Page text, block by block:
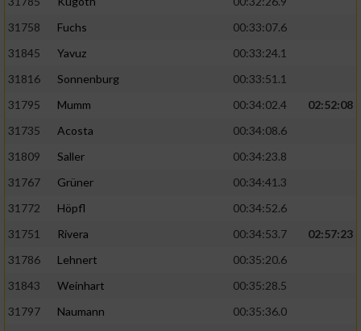
31758
Fuchs
00:33:07.6
31845
Yavuz
00:33:24.1
31816
Sonnenburg
00:33:51.1
31795
Mumm 00:34:02.4
02:52:08
31735
Acosta
00:34:08.6
31809
Saller
00:34:23.8
31767
Grüner
00:34:41.3
31772
Höpfl
00:34:52.6
31751
Rivera 00:34:53.7
02:57:23
31786
Lehnert
00:35:20.6
31843
Weinhart
00:35:28.5
31797
Naumann
00:35:36.0